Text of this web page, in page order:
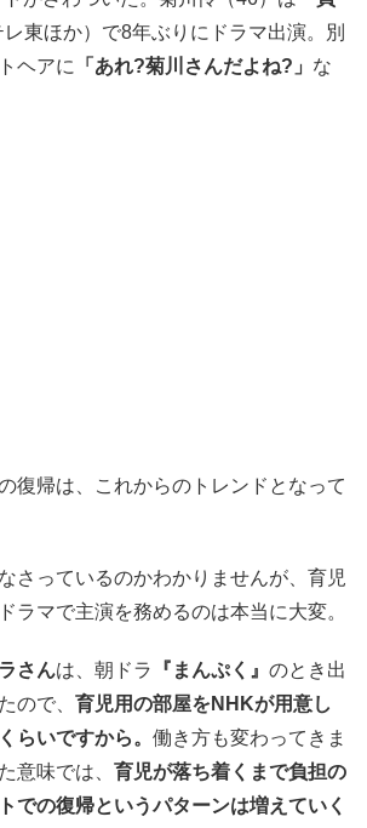
レ東ほか）で8年ぶりにドラマ出演。別
ヘアに 「あれ?菊川さんだよね?」 な
復帰は、これからのトレンドとなって
さっているのかわかりませんが、育児
ラマで主演を務めるのは本当に大変。
さんは、朝ドラ 『まんぷく』 のとき出
ので、 育児用の部屋をNHKが用意し
らいですから。 働き方も変わってきま
意味では、 育児が落ち着くまで負担の
での復帰というパターンは増えていく